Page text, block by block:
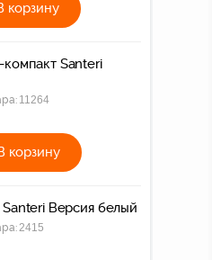
корзину
компакт Santeri
11264
корзину
Santeri Версия белый
2415